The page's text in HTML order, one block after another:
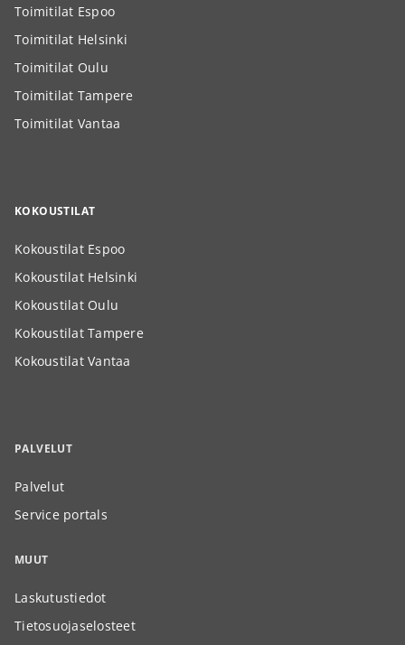
Toimitilat Espoo
Toimitilat Helsinki
Toimitilat Oulu
Toimitilat Tampere
Toimitilat Vantaa
KOKOUSTILAT
Kokoustilat Espoo
Kokoustilat Helsinki
Kokoustilat Oulu
Kokoustilat Tampere
Kokoustilat Vantaa
PALVELUT
Palvelut
Service portals
MUUT
Laskutustiedot
Tietosuojaselosteet